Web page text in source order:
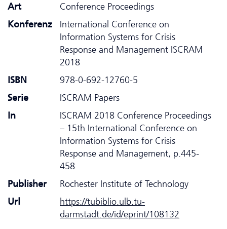
Art
Conference Proceedings
Konferenz
International Conference on
Information Systems for Crisis
Response and Management ISCRAM
2018
ISBN
978-0-692-12760-5
Serie
ISCRAM Papers
In
ISCRAM 2018 Conference Proceedings
– 15th International Conference on
Information Systems for Crisis
Response and Management, p.445-
458
Publisher
Rochester Institute of Technology
Url
https://tubiblio.ulb.tu-
darmstadt.de/id/eprint/108132